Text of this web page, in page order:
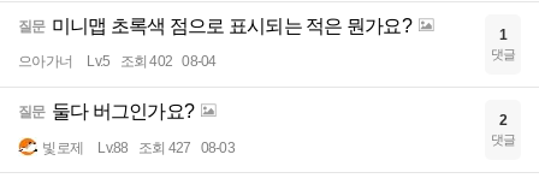
질문 미니맵 초록색 점으로 표시되는 적은 뭔가요?
으아가너 Lv.5 조회 402 08-04
1
댓글
질문 둘다 버그인가요?
빛로제 Lv.88 조회 427 08-03
2
댓글